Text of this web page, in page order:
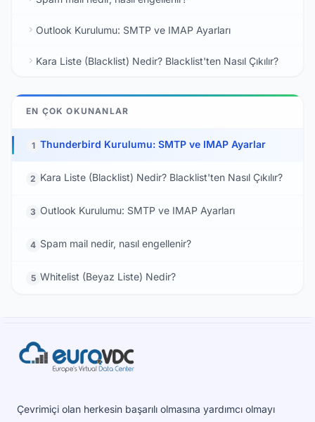
Outlook Kurulumu: SMTP ve IMAP Ayarları
Kara Liste (Blacklist) Nedir? Blacklist'ten Nasıl Çıkılır?
EN ÇOK OKUNANLAR
1 Thunderbird Kurulumu: SMTP ve IMAP Ayarlar
2 Kara Liste (Blacklist) Nedir? Blacklist'ten Nasıl Çıkılır?
3 Outlook Kurulumu: SMTP ve IMAP Ayarları
4 Spam mail nedir, nasıl engellenir?
5 Whitelist (Beyaz Liste) Nedir?
Çevrimiçi olan herkesin başarılı olmasına yardımcı olmayı